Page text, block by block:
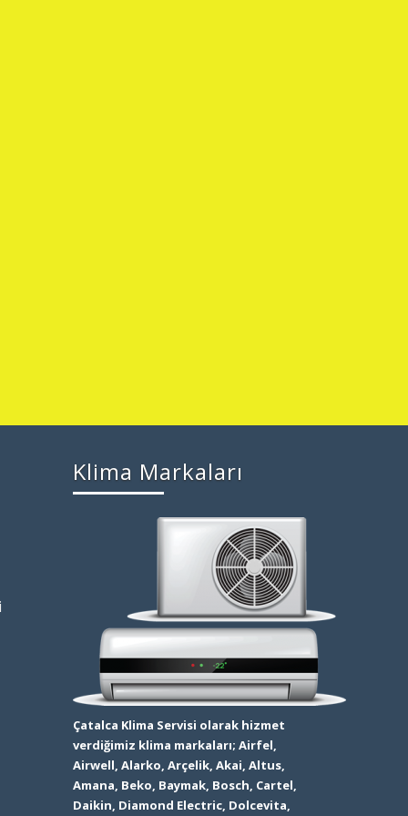
Klima Markaları
Çatalca Klima Servisi olarak hizmet
verdiğimiz klima markaları; Airfel,
Airwell, Alarko, Arçelik, Akai, Altus,
Amana, Beko, Baymak, Bosch, Cartel,
Daikin, Diamond Electric, Dolcevita,